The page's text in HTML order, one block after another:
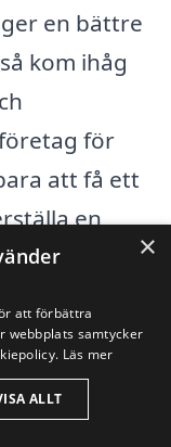
en bättre
kom ihåg
för
att få ett
en
ett bra
Genom
ett klokt
i Ulvåker.
×
att förbättra
webbplats samtycker
Läs mer
ALLT